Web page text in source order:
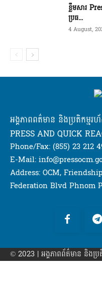
ខ្លឹមសារ
ប្រធ...
4 August,
អង្គភាពពត៌មាន និងប្រតិកម្ម
PRESS AND QUICK
Phone/Fax: (855) 23 212
E-Mail:
Address: OCM,
Federation Blvd Phnom
© 2023 | អង្គភាព​ព័ត៌មាន​ និងប្